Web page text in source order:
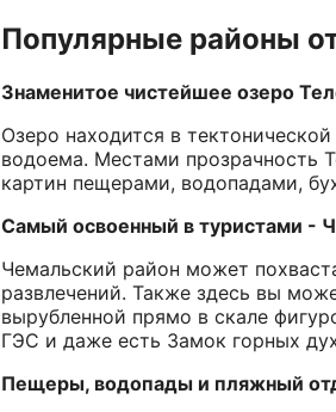
Популярные районы
Знаменитое чистейшее озеро
Озеро находится в
водоема. Местами прозрачность
картин пещерами, водопадами,
Самый освоенный в туристами -
Чемальский район может
развлечений. Также здесь вы
вырубленной прямо в скале
ГЭС и даже есть Замок горных
Пещеры, водопады и пляжный